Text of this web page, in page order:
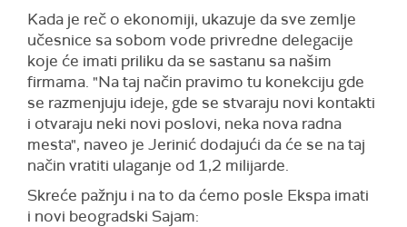
Kada je reč o ekonomiji, ukazuje da sve zemlje
učesnice sa sobom vode privredne delegacije
koje će imati priliku da se sastanu sa našim
firmama. "Na taj način pravimo tu konekciju gde
se razmenjuju ideje, gde se stvaraju novi kontakti
i otvaraju neki novi poslovi, neka nova radna
mesta", naveo je Jerinić dodajući da će se na taj
način vratiti ulaganje od 1,2 milijarde.
Skreće pažnju i na to da ćemo posle Ekspa imati
i novi beogradski Sajam: